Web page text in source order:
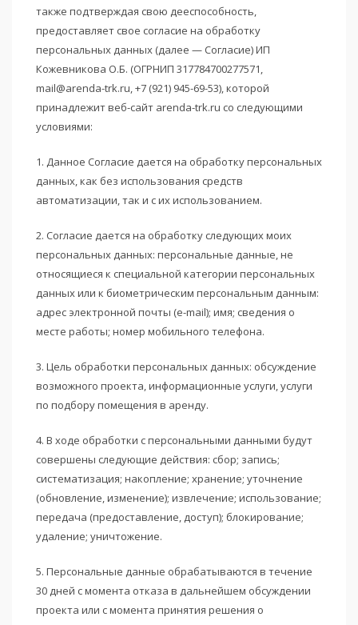
также подтверждая свою дееспособность,
предоставляет свое согласие на обработку
персональных данных (далее — Согласие) ИП
Кожевникова О.Б. (ОГРНИП 317784700277571,
mail@arenda-trk.ru, +7 (921) 945-69-53), которой
принадлежит веб-сайт arenda-trk.ru со следующими
условиями:
1. Данное Согласие дается на обработку персональных
данных, как без использования средств
автоматизации, так и с их использованием.
2. Согласие дается на обработку следующих моих
персональных данных: персональные данные, не
относящиеся к специальной категории персональных
данных или к биометрическим персональным данным:
адрес электронной почты (e-mail); имя; сведения о
месте работы; номер мобильного телефона.
3. Цель обработки персональных данных: обсуждение
возможного проекта, информационные услуги, услуги
по подбору помещения в аренду.
4. В ходе обработки с персональными данными будут
совершены следующие действия: сбор; запись;
систематизация; накопление; хранение; уточнение
(обновление, изменение); извлечение; использование;
передача (предоставление, доступ); блокирование;
удаление; уничтожение.
5. Персональные данные обрабатываются в течение
30 дней с момента отказа в дальнейшем обсуждении
проекта или с момента принятия решения о